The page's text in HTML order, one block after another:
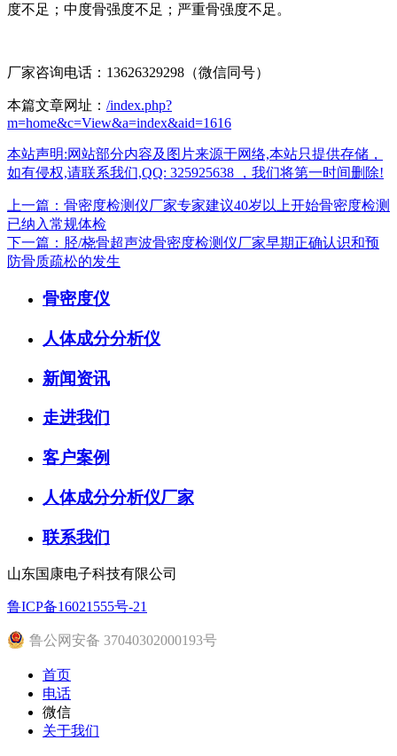
度不足；中度骨强度不足；严重骨强度不足。
厂家咨询电话：13626329298（微信同号）
本篇文章网址： /index.php?
m=home&c=View&a=index&aid=1616
本站声明:网站部分内容及图片来源于网络,本站只提供存储，
如有侵权,请联系我们,QQ: 325925638 ，我们将第一时间删除!
上一篇：骨密度检测仪厂家专家建议40岁以上开始骨密度检测
已纳入常规体检
下一篇：胫/桡骨超声波骨密度检测仪厂家早期正确认识和预
防骨质疏松的发生
骨密度仪
人体成分分析仪
新闻资讯
走进我们
客户案例
人体成分分析仪厂家
联系我们
山东国康电子科技有限公司
鲁ICP备16021555号-21
鲁公网安备 37040302000193号
首页
电话
微信
关于我们